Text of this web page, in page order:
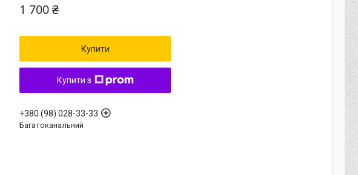
1 700 ₴
Купити
Купити з
+380 (98) 028-33-33
Багатоканальний